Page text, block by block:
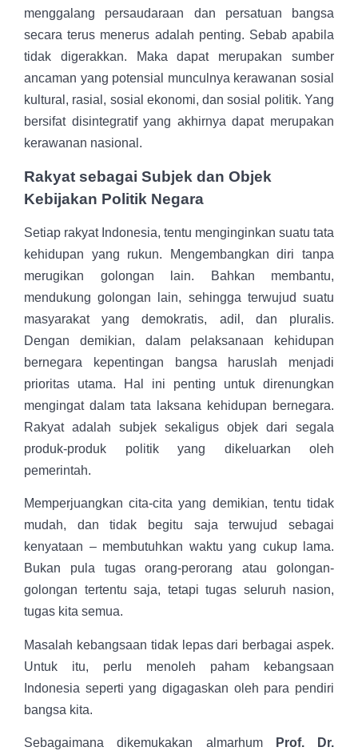
menggalang persaudaraan dan persatuan bangsa
secara terus menerus adalah penting. Sebab apabila
tidak digerakkan. Maka dapat merupakan sumber
ancaman yang potensial munculnya kerawanan sosial
kultural, rasial, sosial ekonomi, dan sosial politik. Yang
bersifat disintegratif yang akhirnya dapat merupakan
kerawanan nasional.
Rakyat sebagai Subjek dan Objek
Kebijakan Politik Negara
Setiap rakyat Indonesia, tentu menginginkan suatu tata
kehidupan yang rukun. Mengembangkan diri tanpa
merugikan golongan lain. Bahkan membantu,
mendukung golongan lain, sehingga terwujud suatu
masyarakat yang demokratis, adil, dan pluralis.
Dengan demikian, dalam pelaksanaan kehidupan
bernegara kepentingan bangsa haruslah menjadi
prioritas utama. Hal ini penting untuk direnungkan
mengingat dalam tata laksana kehidupan bernegara.
Rakyat adalah subjek sekaligus objek dari segala
produk-produk politik yang dikeluarkan oleh
pemerintah.
Memperjuangkan cita-cita yang demikian, tentu tidak
mudah, dan tidak begitu saja terwujud sebagai
kenyataan – membutuhkan waktu yang cukup lama.
Bukan pula tugas orang-perorang atau golongan-
golongan tertentu saja, tetapi tugas seluruh nasion,
tugas kita semua.
Masalah kebangsaan tidak lepas dari berbagai aspek.
Untuk itu, perlu menoleh paham kebangsaan
Indonesia seperti yang digagaskan oleh para pendiri
bangsa kita.
Sebagaimana dikemukakan almarhum
Prof. Dr.